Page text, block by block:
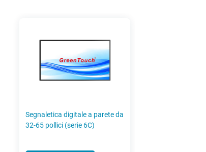
Segnaletica digitale a parete da
32-65 pollici (serie 6C)